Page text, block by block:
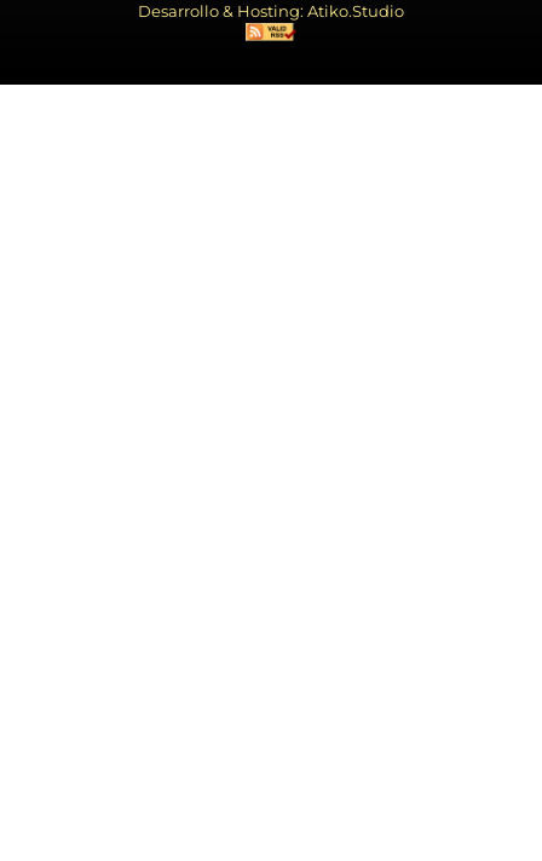
Desarrollo & Hosting: Atiko.Studio